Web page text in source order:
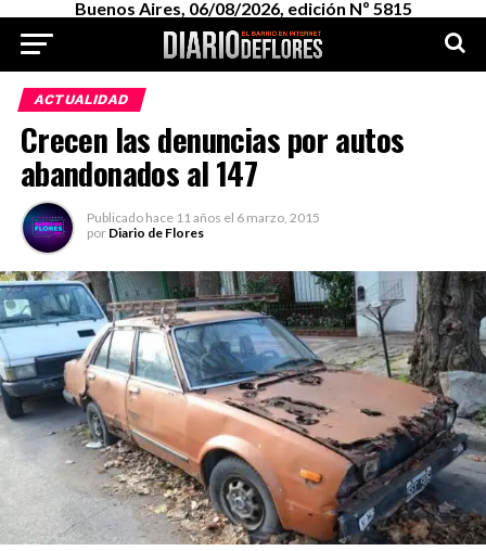
Buenos Aires, 06/08/2026, edición Nº 5815
ACTUALIDAD
Crecen las denuncias por autos
abandonados al 147
Publicado hace 11 años el 6 marzo, 2015
por Diario de Flores